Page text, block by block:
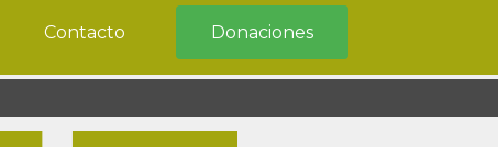
Contacto Donaciones